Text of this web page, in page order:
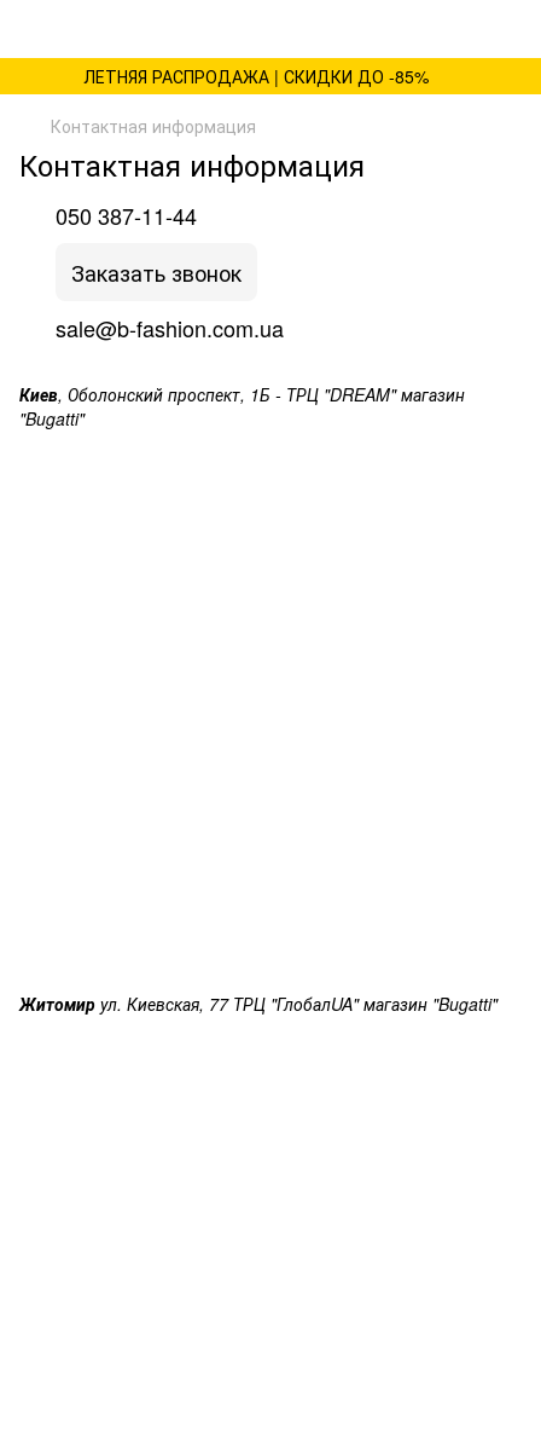
ЛЕТНЯЯ РАСПРОДАЖА | СКИДКИ ДО -85%
Контактная информация
Контактная информация
050 387-11-44
Заказать звонок
sale@b-fashion.com.ua
Киев, Оболонский проспект, 1Б - ТРЦ "DREAM" магазин
"Bugatti"
Житомир ул. Киевская, 77 ТРЦ "ГлобалUA" магазин "Bugatti"